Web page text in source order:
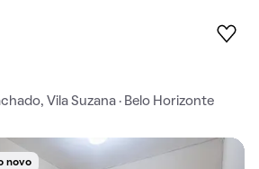
Vila Suzana · Belo Horizonte
novo